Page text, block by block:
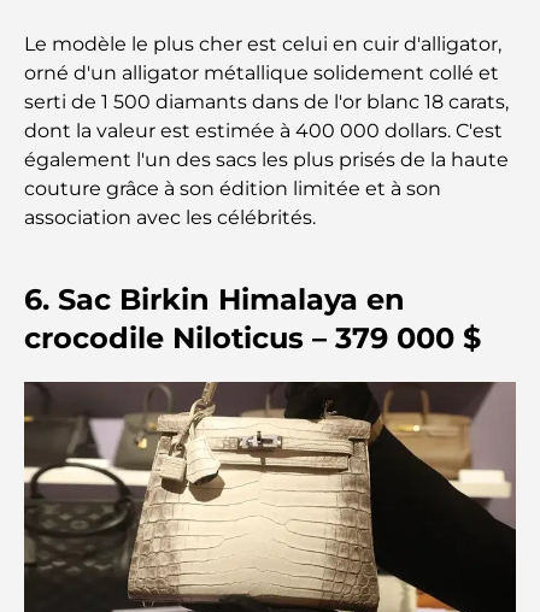
mondiale à Dubaï
Rarest Car in the World: Automotive Legends
Beyond Price
Salles de sport au DIFC : quand le fitness
rencontre le style de vie professionnel
un guide pour les investisseurs modernes
détente se rencontrent
Les meilleures écoles IB à Dubaï : un guide
complet pour les parents
Plan directeur de Dubai Hills : une vision pour la
vie communautaire moderne
Le modèle le plus cher est celui en cuir d'alligator,
orné d'un alligator métallique solidement collé et
serti de 1 500 diamants dans de l'or blanc 18 carats,
dont la valeur est estimée à 400 000 dollars. C'est
également l'un des sacs les plus prisés de la haute
couture grâce à son édition limitée et à son
association avec les célébrités.
6. Sac Birkin Himalaya en
crocodile Niloticus – 379 000 $